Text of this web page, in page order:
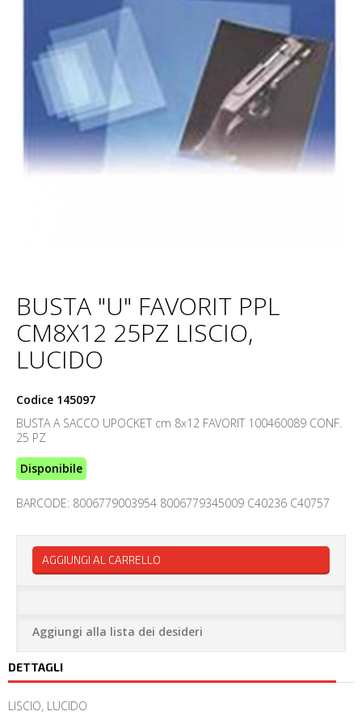
BUSTA "U" FAVORIT PPL
CM8X12 25PZ LISCIO,
LUCIDO
Codice 145097
BUSTA A SACCO UPOCKET cm 8x12 FAVORIT 100460089 CONF.
25 PZ
Disponibile
BARCODE: 8006779003954 8006779345009 C40236 C40757
AGGIUNGI AL CARRELLO
Aggiungi alla lista dei desideri
DETTAGLI
LISCIO, LUCIDO